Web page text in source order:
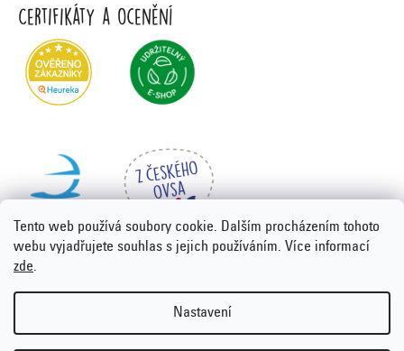
Tento web používá soubory cookie. Dalším procházením tohoto
webu vyjadřujete souhlas s jejich používáním. Více informací
zde.
Nastavení
Certifikáty a ocenění
Vytvořil Shoptet Premium
nastavení cookies